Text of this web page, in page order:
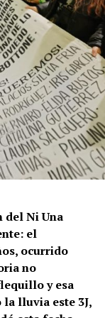
del Ni Una
el
ocurrido
no
y esa
lluvia este 3J,